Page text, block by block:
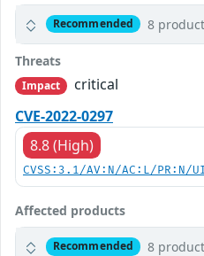
Recommended 8
Threats
Impact
critical
CVE-2022-0297
8.8 (High)
CVSS:3.1/AV:N/AC:L/PR:N/
Affected products
Recommended 8